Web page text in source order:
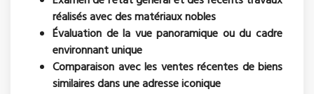
réalisés avec des matériaux nobles
Évaluation de la vue panoramique ou du cadre
environnant unique
Comparaison avec les ventes récentes de biens
similaires dans une adresse iconique